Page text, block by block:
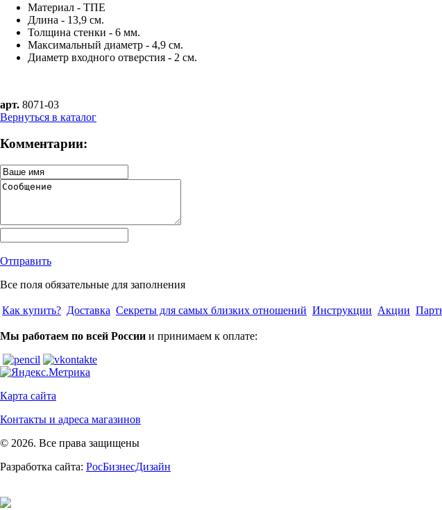
Материал - ТПЕ
Длина - 13,9 см.
Толщина стенки - 6 мм.
Максимальный диаметр - 4,9 см.
Диаметр входного отверстия - 2 см.
арт. 8071-03
Вернуться в каталог
Комментарии:
Отправить
Все поля обязательные для заполнения
Как купить? Доставка Секреты для самых близких отношений Инструкции Акции
Мы работаем по всей России и принимаем к оплате:
Карта сайта
Контакты и адреса магазинов
© 2026. Все права защищены
Разработка сайта: РосБизнесДизайн